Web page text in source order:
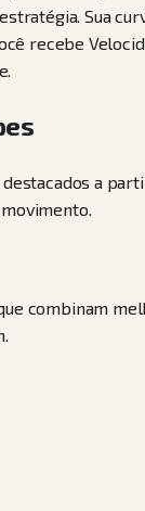
Sua
recebe
a
combinam